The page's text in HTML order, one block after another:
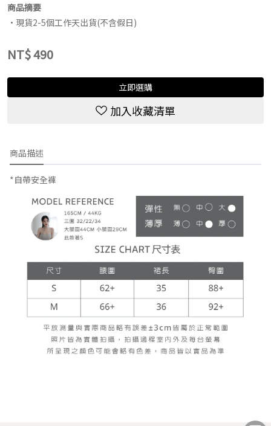
商品摘要
•現貨2-5個工作天出貨(不含假日)
NT$490
立即選購
加入收藏清單
商品描述
*自帶安全褲